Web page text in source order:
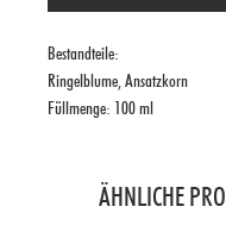
Bestandteile:
Ringelblume, Ansatzkorn
Füllmenge: 100 ml
ÄHNLICHE